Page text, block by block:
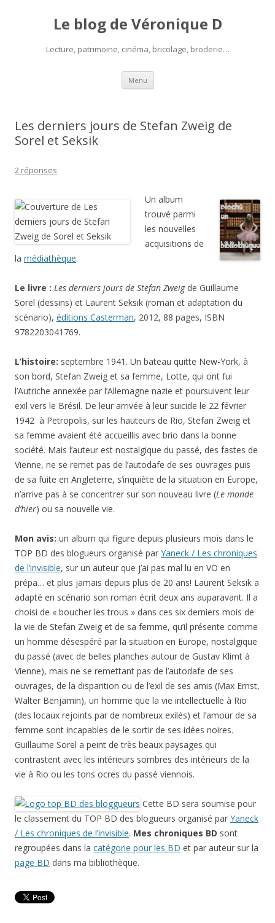
Le blog de Véronique D
Lecture, patrimoine, cinéma, bricolage, broderie…
Menu Aller
contenu
Les derniers jours de Stefan Zweig de
Sorel et Seksik
2 réponses
Un album
trouvé parmi
les nouvelles
acquisitions de
la médiathèque.
Le livre : Les derniers jours de Stefan Zweigde Guillaume
Sorel (dessins) et Laurent Seksik (roman et adaptation du
scénario), éditions Casterman, 2012, 88 pages, ISBN
9782203041769.
L’histoire: septembre 1941. Un bateau quitte New-York, à
son bord, Stefan Zweig et sa femme, Lotte, qui ont fui
l’Autriche annexée par l’Allemagne nazie et poursuivent leur
exil vers le Brésil. De leur arrivée à leur suicide le 22 février
1942 à Petropolis, sur les hauteurs de Rio, Stefan Zweig et
sa femme avaient été accueillis avec brio dans la bonne
société. Mais l’auteur est nostalgique du passé, des fastes de
Vienne, ne se remet pas de l’autodafe de ses ouvrages puis
de sa fuite en Angleterre, s’inquiète de la situation en Europe,
n’arrive pas à se concentrer sur son nouveau livre (Le monde
d’hier) ou sa nouvelle vie.
Mon avis: un album qui figure depuis plusieurs mois dans le
TOP BD des blogueurs organisé par Yaneck / Les chroniques
de l’invisible, sur un auteur que j’ai pas mal lu en VO en
prépa… et plus jamais depuis plus de 20 ans! Laurent Seksik a
adapté en scénario son roman écrit deux ans auparavant. Il a
choisi de « boucher les trous » dans ces six derniers mois de
la vie de Stefan Zweig et de sa femme, qu’il présente comme
un homme désespéré par la situation en Europe, nostalgique
du passé (avec de belles planches autour de Gustav Klimt à
Vienne), mais ne se remettant pas de l’autodafe de ses
ouvrages, de la disparition ou de l’exil de ses amis (Max Ernst,
Walter Benjamin), un homme que la vie intellectuelle à Rio
(des locaux rejoints par de nombreux exilés) et l’amour de sa
femme sont incapables de le sortir de ses idées noires.
Guillaume Sorel a peint de très beaux paysages qui
contrastent avec les intérieurs sombres des intérieurs de la
vie à Rio ou les tons ocres du passé viennois.
Cette BD sera soumise pour
le classement du TOP BD des blogueurs organisé par Yaneck
/ Les chroniques de l’invisible. Mes chroniques BD sont
regroupées dans la catégorie pour les BD et par auteur sur la
page BD dans ma bibliothèque.